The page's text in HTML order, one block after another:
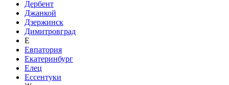
Дербент
Джанкой
Дзержинск
Димитровград
Е
Евпатория
Екатеринбург
Елец
Ессентуки